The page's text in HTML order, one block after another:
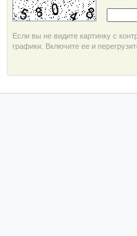
Если вы не видите картинку с
графики. Включите ее и